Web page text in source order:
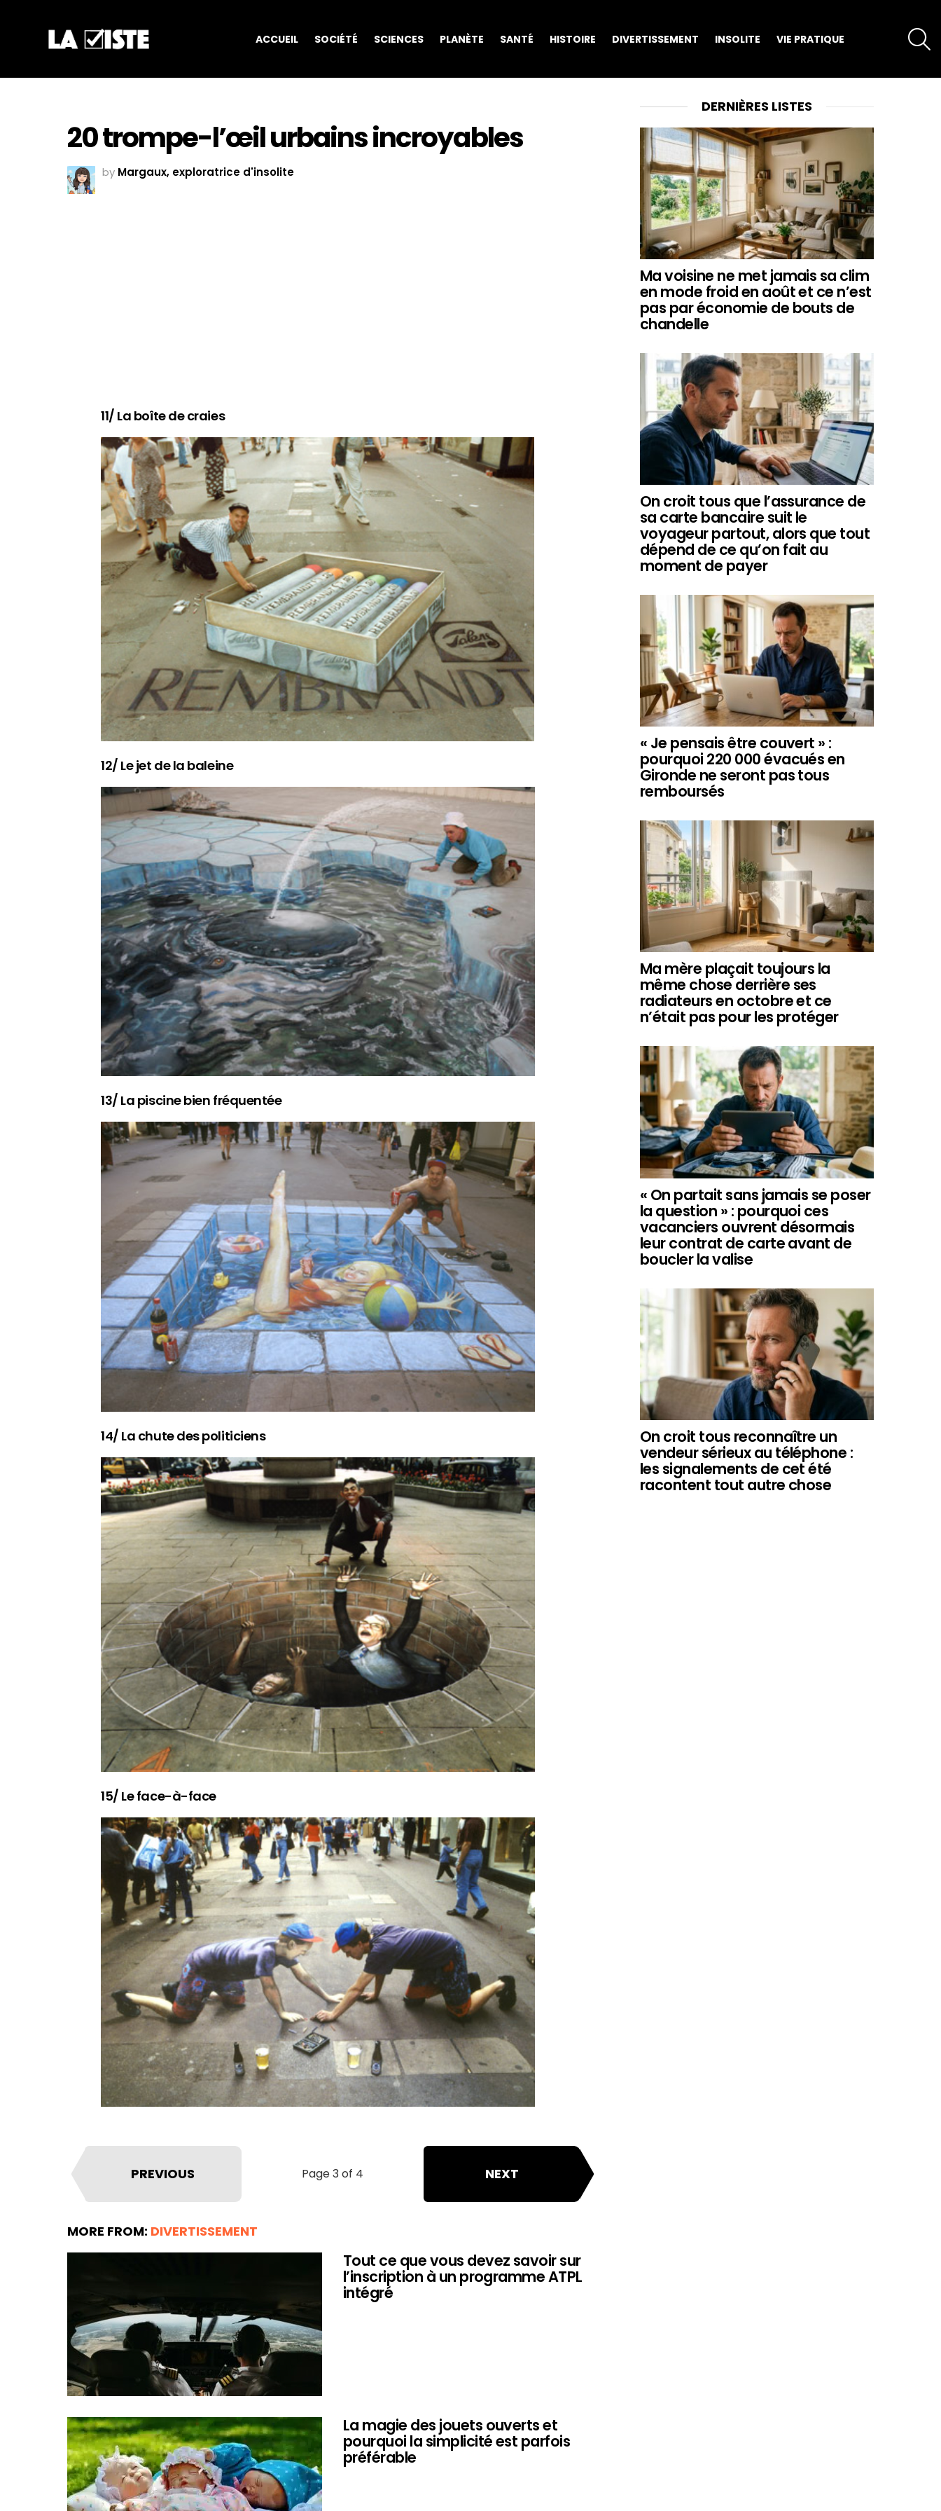
ACCUEIL SOCIÉTÉ SCIENCES PLANÈTE SANTÉ HISTOIRE DIVERTISSEMENT INSOLITE VIE PRATIQUE
20 trompe-l’œil urbains incroyables
by Margaux, exploratrice d'insolite
11/ La boîte de craies
12/ Le jet de la baleine
13/ La piscine bien fréquentée
14/ La chute des politiciens
15/ Le face-à-face
Page 3 of 4
PREVIOUS NEXT
MORE FROM: DIVERTISSEMENT
Tout ce que vous devez savoir sur
l’inscription à un programme ATPL
intégré
La magie des jouets ouverts et
pourquoi la simplicité est parfois
préférable
DERNIÈRES LISTES
Ma voisine ne met jamais sa clim
en mode froid en août et ce n’est
pas par économie de bouts de
chandelle
On croit tous que l’assurance de
sa carte bancaire suit le
voyageur partout, alors que tout
dépend de ce qu’on fait au
moment de payer
« Je pensais être couvert » :
pourquoi 220 000 évacués en
Gironde ne seront pas tous
remboursés
Ma mère plaçait toujours la
même chose derrière ses
radiateurs en octobre et ce
n’était pas pour les protéger
« On partait sans jamais se poser
la question » : pourquoi ces
vacanciers ouvrent désormais
leur contrat de carte avant de
boucler la valise
On croit tous reconnaître un
vendeur sérieux au téléphone :
les signalements de cet été
racontent tout autre chose